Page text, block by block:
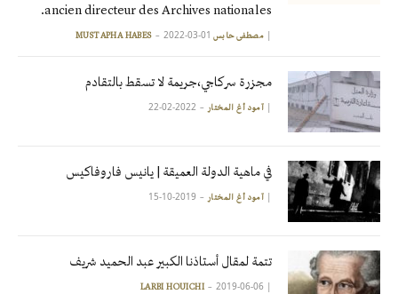
ancien directeur des Archives nationales.
| مصطفى حابس MUSTAPHA HABES 2022-03-01
مجزرة سركاجي،جريمة لا تسقط بالتقادم
| آمود أغ المختار 2022-02-22
في ماهية الدولة العميقة | يانيس فاروفاكيس
| آمود أغ المختار 2019-10-15
تتمة لمقال أستاذنا الكبير عبد الحميد شريف
|
LARBI HOUICHI 2019-06-06